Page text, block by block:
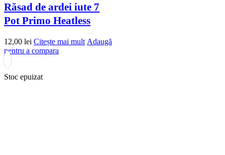
Răsad de ardei iute 7
Pot Primo Heatless
12,00 lei Citește mai mult Adaugă
pentru a compara
Stoc epuizat